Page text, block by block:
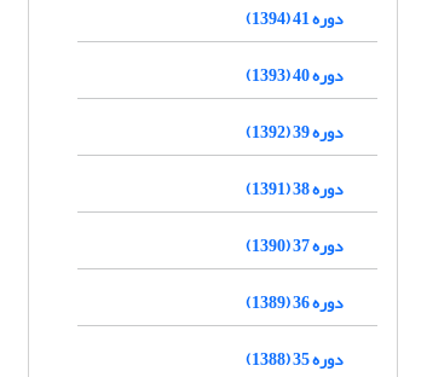
دوره 41 (1394)
دوره 40 (1393)
دوره 39 (1392)
دوره 38 (1391)
دوره 37 (1390)
دوره 36 (1389)
دوره 35 (1388)